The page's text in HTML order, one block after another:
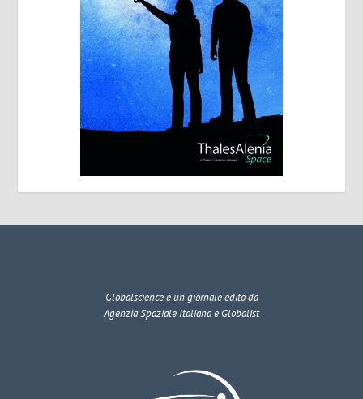
Globalscienceè un giornale edito da
Agenzia Spaziale Italiana e Globalist